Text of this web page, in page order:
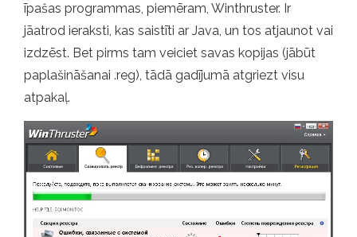
īpašas programmas, piemēram, Winthruster. Ir
jāatrod ieraksti, kas saistīti ar Java, un tos atjaunot vai
izdzēst. Bet pirms tam veiciet savas kopijas (jābūt
paplašināšanai .reg), tādā gadījumā atgriezt visu
atpakaļ.